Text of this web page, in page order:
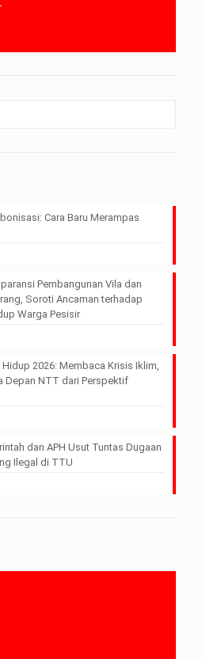
Cara Baru Merampas
Pembangunan Vila dan
Soroti Ancaman terhadap
Warga Pesisir
2026: Membaca Krisis Iklim,
Depan NTT dari Perspektif
dan APH Usut Tuntas Dugaan
Ilegal di TTU